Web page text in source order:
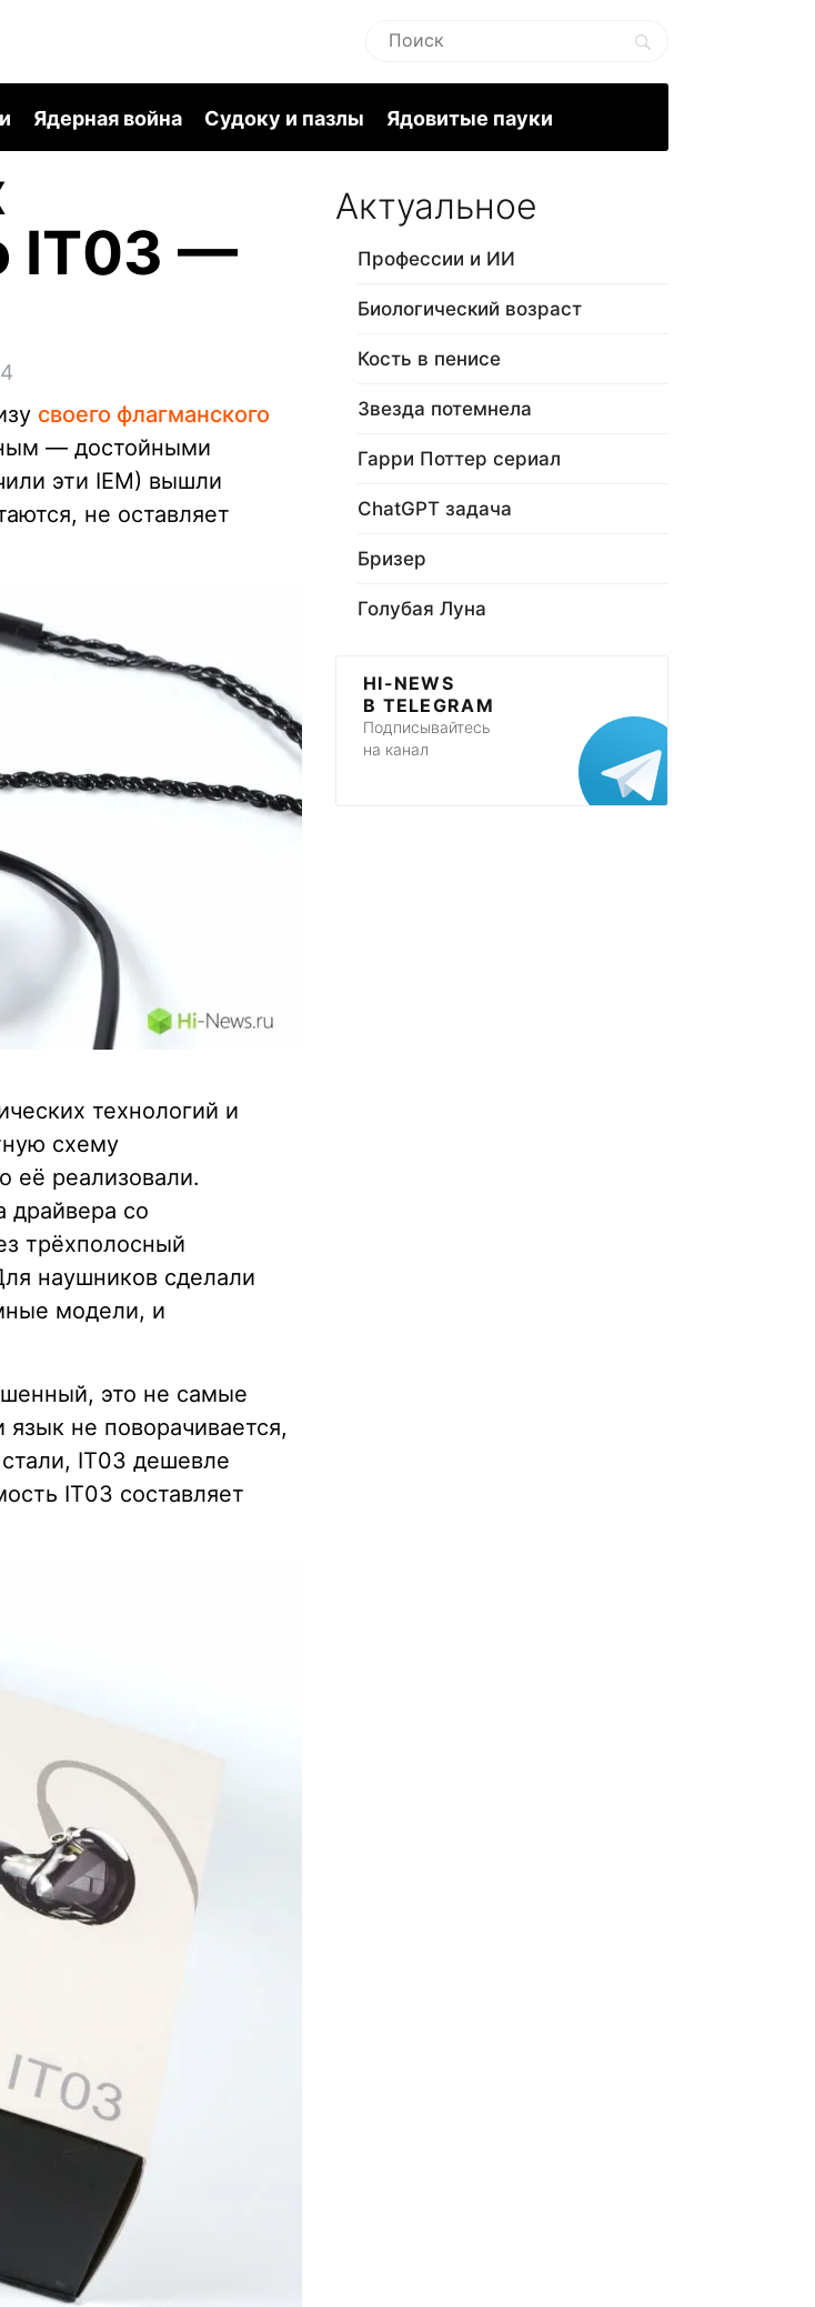
Ядерная война Судоку и пазлы Ядовитые пауки
IT03 —
своего флагманского
— достойными
эти IEM) вышли
не оставляет
технологий и
схему
её реализовали.
драйвера со
трёхполосный
наушников сделали
модели, и
это не самые
не поворачивается,
IT03 дешевле
IT03 составляет
Актуальное
Профессии и ИИ
Биологический возраст
Кость в пенисе
Звезда потемнела
Гарри Поттер сериал
ChatGPT задача
Бризер
Голубая Луна
HI-NEWS
В TELEGRAM
Подписывайтесь
на канал